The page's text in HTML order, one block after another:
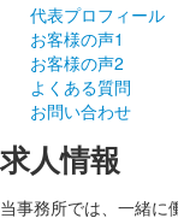
代表プロフィール
お客様の声1
お客様の声2
よくある質問
お問い合わせ
求人情報
当事務所では、一緒に